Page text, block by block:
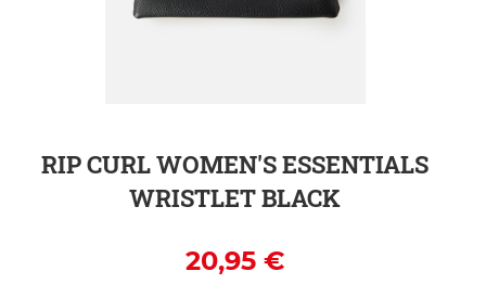
RIP CURL WOMEN'S ESSENTIALS
WRISTLET BLACK
20,95 €